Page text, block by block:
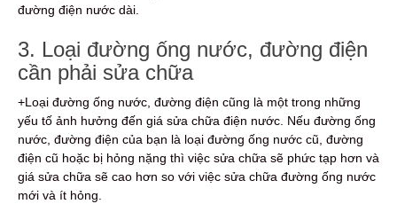
đường điện nước dài.
3. Loại đường ống nước, đường điện
cần phải sửa chữa
+Loại đường ống nước, đường điện cũng là một trong những
yếu tố ảnh hưởng đến giá sửa chữa điện nước. Nếu đường ống
nước, đường điện của bạn là loại đường ống nước cũ, đường
điện cũ hoặc bị hỏng nặng thì việc sửa chữa sẽ phức tạp hơn và
giá sửa chữa sẽ cao hơn so với việc sửa chữa đường ống nước
mới và ít hỏng.